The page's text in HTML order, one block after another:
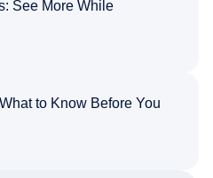
See More While
to Know Before You